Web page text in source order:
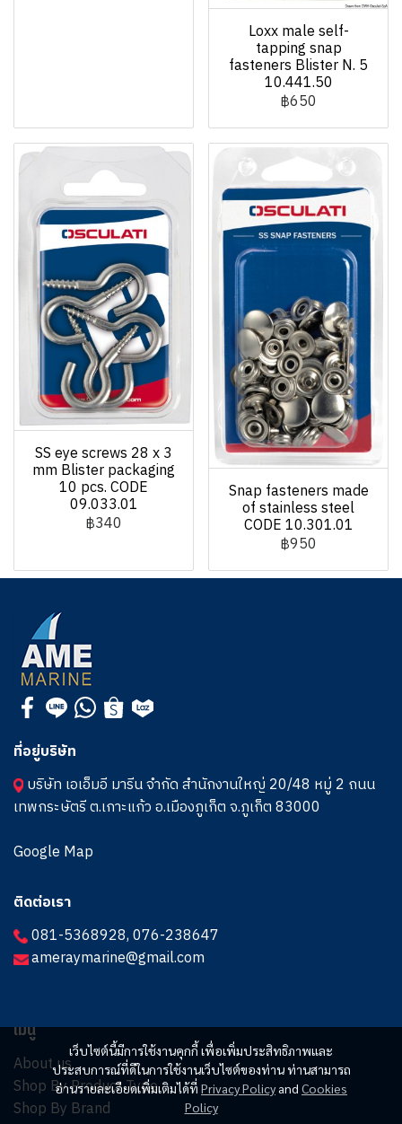
Loxx male self-
tapping snap
fasteners Blister N. 5
10.441.50
฿650
SS eye screws 28 x 3
mm Blister packaging
10 pcs. CODE
09.033.01
฿340
Snap fasteners made
of stainless steel
CODE 10.301.01
฿950
เว็บไซต์นี้มีการใช้งานคุกกี้ เพื่อเพิ่มประสิทธิภาพและ
ประสบการณ์ที่ดีในการใช้งานเว็บไซต์ของท่าน ท่านสามารถ
อ่านรายละเอียดเพิ่มเติมได้ที่ Privacy Policyand Cookies
Policy
ที่อยู่บริษัท
บริษัท เอเอ็มอี มารีน จำกัด สำนักงานใหญ่ 20/48 หมู่ 2 ถนน
เทพกระษัตรี ต.เกาะแก้ว อ.เมืองภูเก็ต จ.ภูเก็ต 83000
Google Map
ติดต่อเรา
081-5368928,076-238647
ameraymarine@gmail.com
เมนู
About us
Shop By Product Type
Shop By Brand